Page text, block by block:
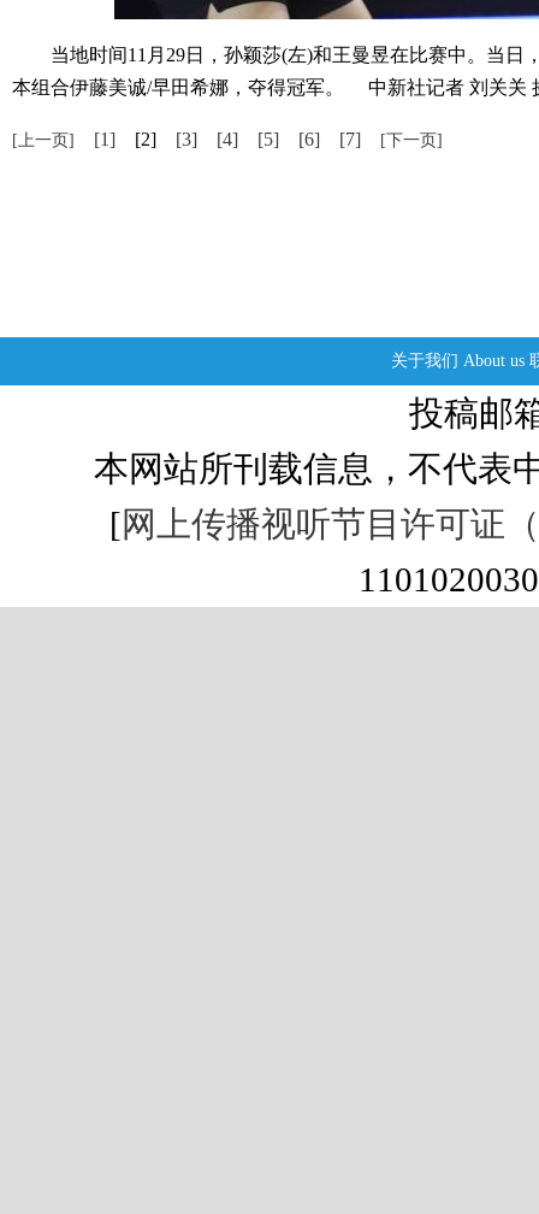
当地时间11月29日，孙颖莎(左)和王曼昱在比赛中。当日
本组合伊藤美诚/早田希娜，夺得冠军。 中新社记者 刘关关
[上一页] [1] [2] [3] [4] [5] [6] [7] [下一页]
关于我们 About us
投稿邮
本网站所刊载信息，不代表
[网上传播视听节目许可证